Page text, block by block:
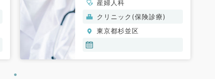
産婦人科
クリニック(保険診療)
東京都杉並区